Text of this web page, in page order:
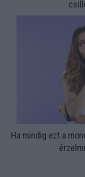
Ha mindig ezt a